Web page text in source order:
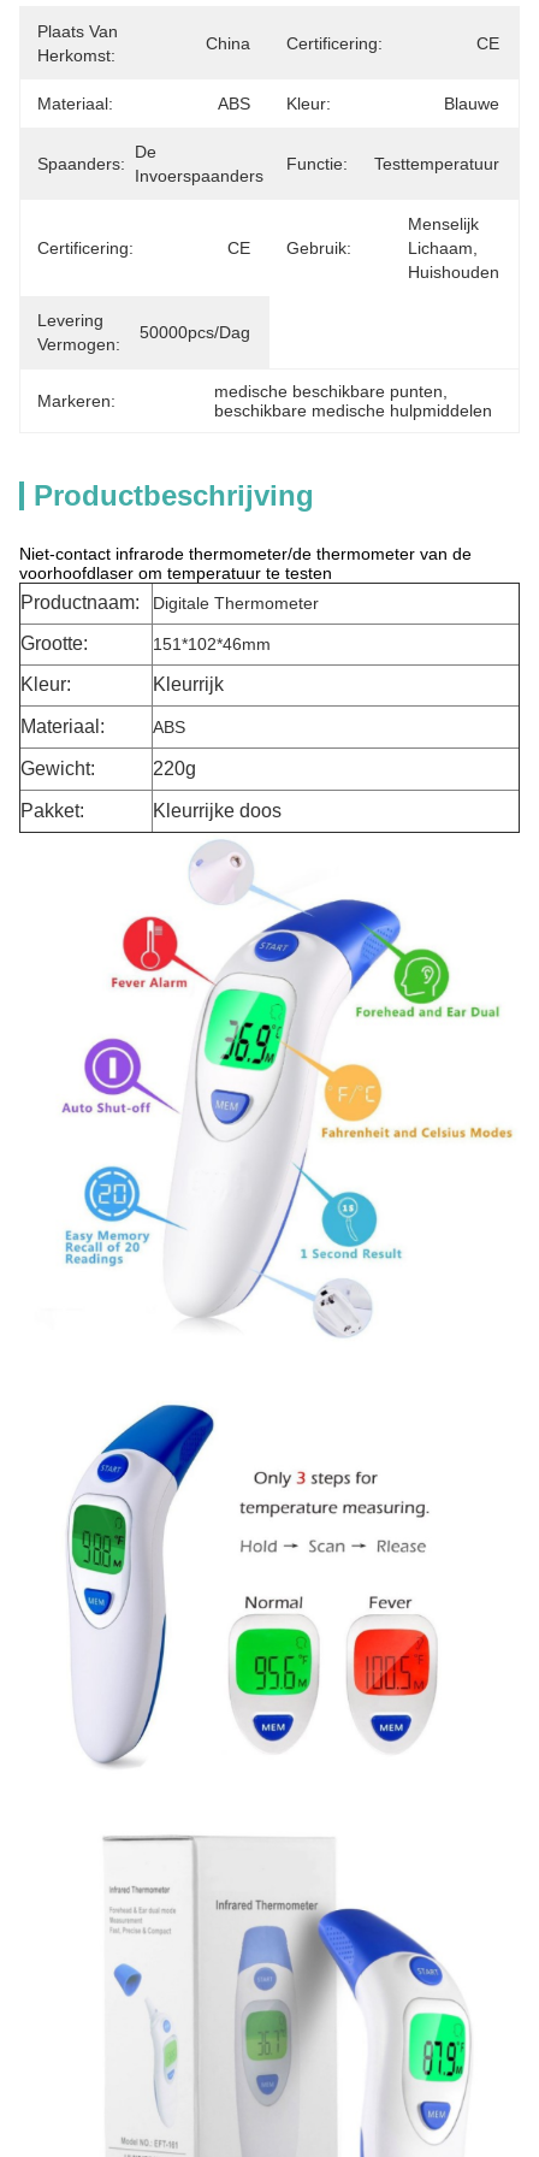
Plaats Van
Herkomst:
China Certificering: CE
Materiaal: ABS Kleur: Blauwe
Spaanders:
De
Invoerspaanders
Functie: Testtemperatuur
Certificering: CE Gebruik:
Menselijk
Lichaam,
Huishouden
Levering
Vermogen:
50000pcs/dag
Markeren: medische beschikbare punten
beschikbare medische hulpmiddelen
Productbeschrijving
Niet-contact infrarode thermometer/de thermometer van de
voorhoofdlaser om temperatuur te testen
Productnaam: Digitale Thermometer
Grootte: 151*102*46mm
Kleur: Kleurrijk
Materiaal: ABS
Gewicht: 220g
Pakket: Kleurrijke doos